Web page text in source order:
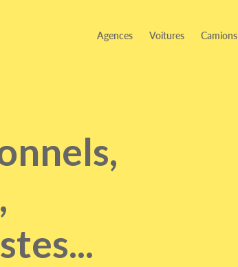
Agences Voitures Camions